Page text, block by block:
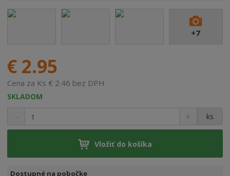
+7
€ 2.95
Cena za Ks € 2.46 bez DPH
SKLADOM
ks
Vložiť do košíka
Dostupné na pobočke